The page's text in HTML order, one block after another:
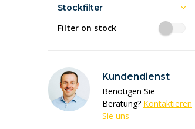
Stockfilter
Filter on stock
Kundendienst
Benötigen Sie
Beratung? Kontaktieren
Sie uns